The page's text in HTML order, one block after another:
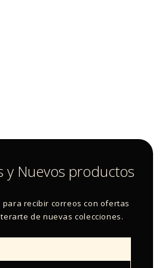
y Nuevos productos
para recibir correos con ofertas
de nuevas colecciones.